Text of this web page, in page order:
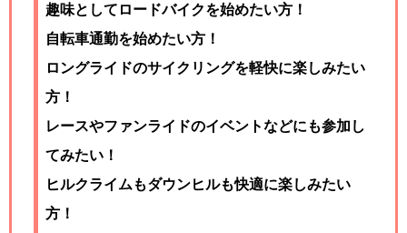
趣味としてロードバイクを始めたい方！
自転車通勤を始めたい方！
ロングライドのサイクリングを軽快に楽しみたい
方！
レースやファンライドのイベントなどにも参加し
てみたい！
ヒルクライムもダウンヒルも快適に楽しみたい
方！